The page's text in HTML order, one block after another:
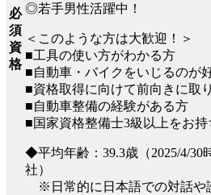
必
須
資
格
◎若手男性活躍中！
＜このような方は大歓迎！＞
■工具の使い方がわかる方
■自動車・バイクをいじるのが
■資格取得に向けて前向きに取
■自動車整備の経験がある方
■国家資格整備士3級以上をお持
◆平均年齢：39.3歳（2025/4/30
社）
※日常的に日本語での対話や